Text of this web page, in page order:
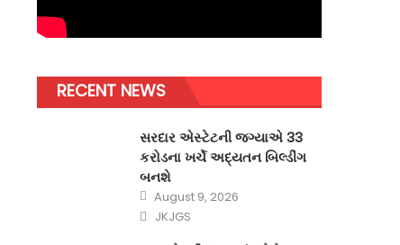
RECENT NEWS
સરદાર એસ્ટેટની જગ્યાએ 33
કરોડના ખર્ચે અદ્યતન બિલ્ડીંગ
બનશે
Posted
on
August 9, 2026
Author
JKJGS